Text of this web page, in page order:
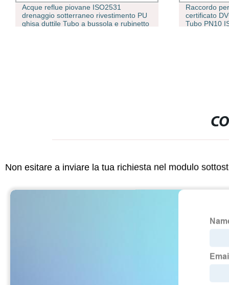
Acque reflue piovane ISO2531
drenaggio sotterraneo rivestimento PU
ghisa duttile Tubo a bussola e rubinetto
Raccordo
certificato
Tubo PN10
Non esitare a inviare la tua richiesta nel modulo